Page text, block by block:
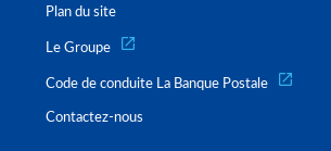
Plan du site
Le Groupe
Code de conduite La Banque Postale
Contactez-nous